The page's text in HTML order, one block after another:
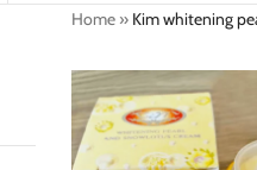
Home» Kim whitening